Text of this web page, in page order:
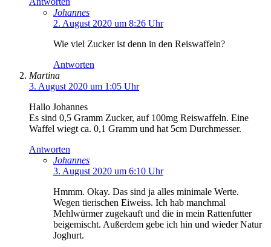
Johannes
2. August 2020 um 8:26 Uhr
Wie viel Zucker ist denn in den Reiswaffeln?
Antworten
Martina
3. August 2020 um 1:05 Uhr
Hallo Johannes
Es sind 0,5 Gramm Zucker, auf 100mg Reiswaffeln. Eine
Waffel wiegt ca. 0,1 Gramm und hat 5cm Durchmesser.
Antworten
Johannes
3. August 2020 um 6:10 Uhr
Hmmm. Okay. Das sind ja alles minimale Werte.
Wegen tierischen Eiweiss. Ich hab manchmal
Mehlwürmer zugekauft und die in mein Rattenfutter
beigemischt. Außerdem gebe ich hin und wieder Natur
Joghurt.